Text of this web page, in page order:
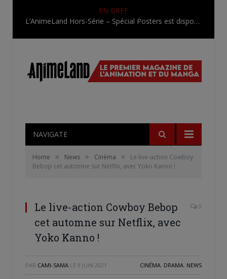
EN BREF
L’AnimeLand Hors-Série – Spécial Posters est disponible !
NAVIGATE
Home » News » Cinéma »
Le live-action Cowboy
Bebop cet automne sur Netflix, avec Yoko Kanno !
Le live-action Cowboy Bebop
cet automne sur Netflix, avec
Yoko Kanno !
0
PAR CAMI-SAMA LE 9 JUIN 2021 CINÉMA, DRAMA, NEWS